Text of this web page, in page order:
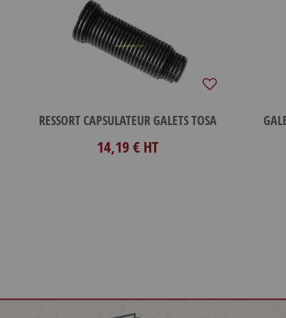
RESSORT CAPSULATEUR GALETS TOSA
14,19 € HT